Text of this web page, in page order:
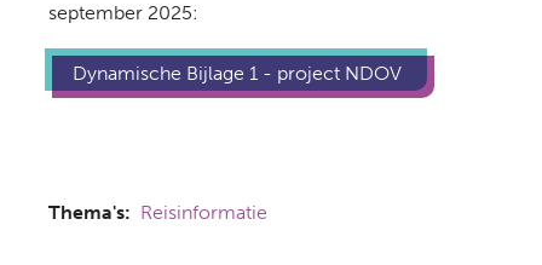
september 2025:
Dynamische Bijlage 1 - project NDOV
Thema's Reisinformatie